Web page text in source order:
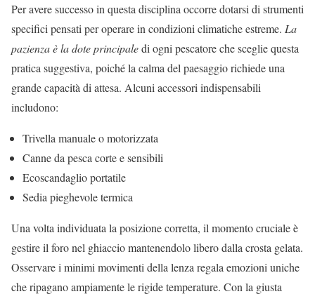
Per avere successo in questa disciplina occorre dotarsi di strumenti
specifici pensati per operare in condizioni climatiche estreme. La
pazienza è la dote principaledi ogni pescatore che sceglie questa
pratica suggestiva, poiché la calma del paesaggio richiede una
grande capacità di attesa. Alcuni accessori indispensabili
includono:
Trivella manuale o motorizzata
Canne da pesca corte e sensibili
Ecoscandaglio portatile
Sedia pieghevole termica
Una volta individuata la posizione corretta, il momento cruciale è
gestire il foro nel ghiaccio mantenendolo libero dalla crosta gelata.
Osservare i minimi movimenti della lenza regala emozioni uniche
che ripagano ampiamente le rigide temperature. Con la giusta